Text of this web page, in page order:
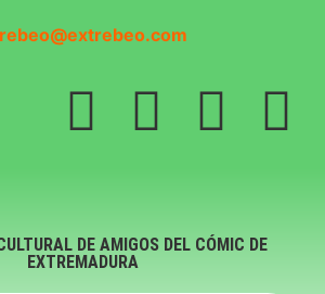
DE AMIGOS DEL CÓMIC DE
EXTREMADURA